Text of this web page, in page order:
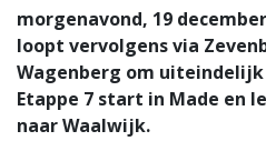
morgenavond, 19
loopt vervolgens via
Wagenberg om
Etappe 7 start in Made en
naar Waalwijk.